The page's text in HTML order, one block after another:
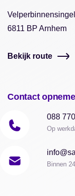
6811 BP Arnhem
Bekijk route
Contact
088
Op
Binnen